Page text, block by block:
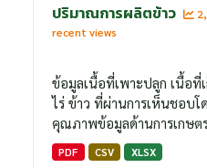
ปริมาณการผลิตข้าว
recent views
ข้อมูลเนื้อที่เพาะปลูก เนื้อที่
ไร่ ข้าว ที่ผ่านการเห็นชอบ
คุณภาพข้อมูลด้านการเกษต
PDF CSV XLSX